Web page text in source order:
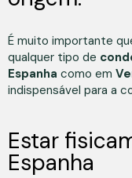
É muito importante
qualquer tipo de
Espanha como em
indispensável para a
Estar
Espanha